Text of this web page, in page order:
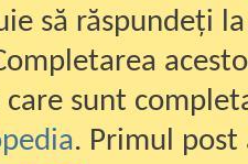
să răspundeți
sunt
. Primul